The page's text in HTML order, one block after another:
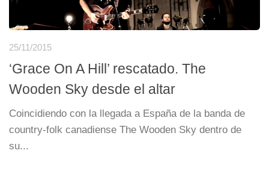
25/11/2015
‘Grace On A Hill’ rescatado. The
Wooden Sky desde el altar
Coincidiendo con la llegada a España de la banda de
country-folk canadiense The Wooden Sky dentro de
su...